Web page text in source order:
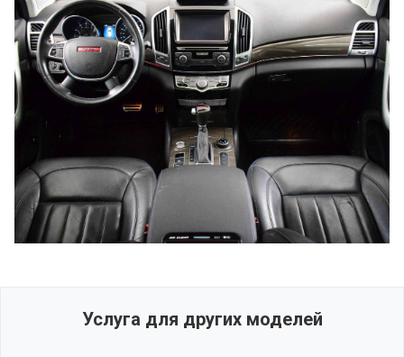
Услуга для других моделей